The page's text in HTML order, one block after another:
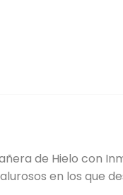
de Hielo con
en los que